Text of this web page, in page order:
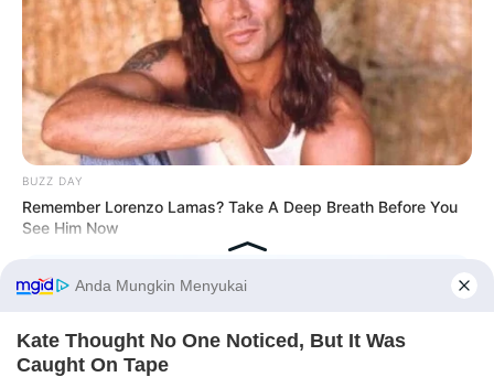
BUZZ DAY
Remember Lorenzo Lamas? Take A Deep Breath Before You
See Him Now
Before You Go